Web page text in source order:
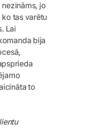
jo
ko tas varētu
Lai
bija
to